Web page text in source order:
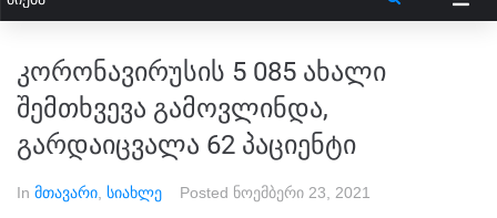
კორონავირუსის 5 085 ახალი
შემთხვევა გამოვლინდა,
გარდაიცვალა 62 პაციენტი
In მთავარი სიახლე Posted ნოემბერი 23, 2021